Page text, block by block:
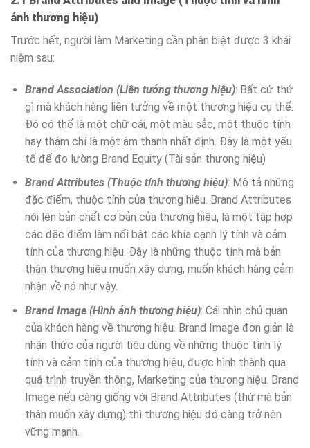
ảnh thương hiệu)
Trước hết, người làm Marketing cần phân biệt được 3 khái
niệm sau:
Brand Association (Liên tưởng thương hiệu): Bất cứ thứ
gì mà khách hàng liên tưởng về một thương hiệu cụ thể.
Đó có thể là một chữ cái, một màu sắc, một thuộc tính
hay thậm chí là một âm thanh nhất định. Đây là một yếu
tố để đo lường Brand Equity (Tài sản thương hiệu)
Brand Attributes (Thuộc tính thương hiệu): Mô tả những
đặc điểm, thuộc tính của thương hiệu. Brand Attributes
nói lên bản chất cơ bản của thương hiệu, là một tập hợp
các đặc điểm làm nổi bật các khía cạnh lý tính và cảm
tính của thương hiệu. Đây là những thuộc tính mà bản
thân thương hiệu muốn xây dựng, muốn khách hàng cảm
nhận về nó như vậy.
Brand Image (Hình ảnh thương hiệu): Cái nhìn chủ quan
của khách hàng về thương hiệu. Brand Image đơn giản là
nhận thức của người tiêu dùng về những thuộc tính lý
tính và cảm tính của thương hiệu, được hình thành qua
quá trình truyền thông, Marketing của thương hiệu. Brand
Image nếu càng giống với Brand Attributes (thứ mà bản
thân muốn xây dựng) thì thương hiệu đó càng trở nên
vững mạnh.